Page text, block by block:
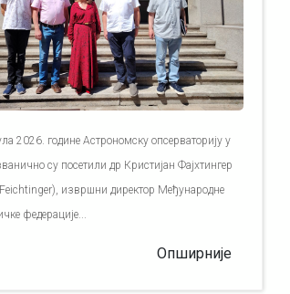
2026. године Астрономску опсерваторију у
су посетили др Кристијан Фајхтингер
извршни директор Међународне
федерације...
Опширније